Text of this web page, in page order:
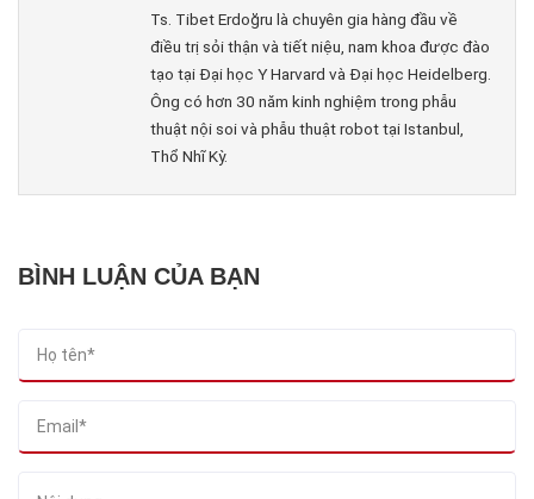
Ts. Tibet Erdoğru là chuyên gia hàng đầu về
điều trị sỏi thận và tiết niệu, nam khoa được đào
tạo tại Đại học Y Harvard và Đại học Heidelberg.
Ông có hơn 30 năm kinh nghiệm trong phẫu
thuật nội soi và phẫu thuật robot tại Istanbul,
Thổ Nhĩ Kỳ.
BÌNH LUẬN CỦA BẠN